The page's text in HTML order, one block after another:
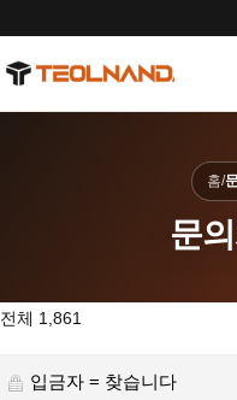
홈/
문
전체 1,861
입금자 = 찾습니다